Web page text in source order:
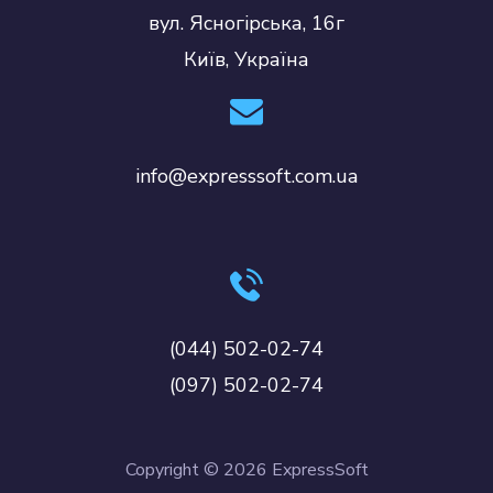
вул. Ясногірська, 16г
Київ, Україна
info@expresssoft.com.ua
(044) 502-02-74
(097) 502-02-74
Copyright © 2026 ExpressSoft